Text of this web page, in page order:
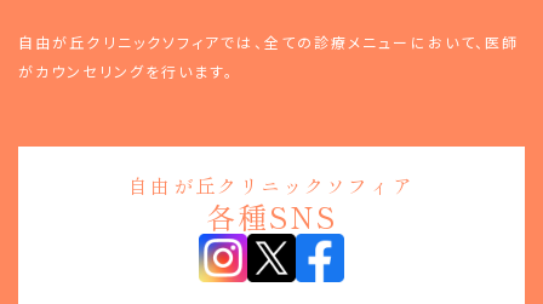
自由が丘クリニックソフィアでは、全ての診療メニューにおいて、 医師
がカウンセリングを行います。
自由が丘クリニックソフィア
各種SNS